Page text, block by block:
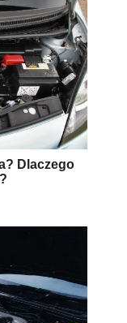
Dlaczego